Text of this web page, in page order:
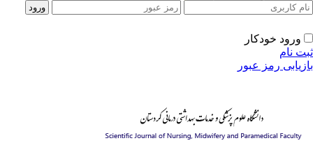
ورود خودکار
نام
رمز عبور